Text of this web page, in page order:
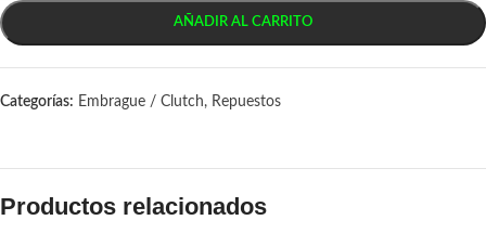
AÑADIR AL CARRITO
Categorías: Embrague / Clutch, Repuestos
Productos relacionados